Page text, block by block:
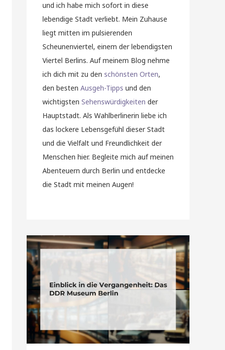
und ich habe mich sofort in diese
lebendige Stadt verliebt. Mein Zuhause
liegt mitten im pulsierenden
Scheunenviertel, einem der lebendigsten
Viertel Berlins. Auf meinem Blog nehme
ich dich mit zu den schönsten Orten,
den besten Ausgeh-Tipps und den
wichtigsten Sehenswürdigkeiten der
Hauptstadt. Als Wahlberlinerin liebe ich
das lockere Lebensgefühl dieser Stadt
und die Vielfalt und Freundlichkeit der
Menschen hier. Begleite mich auf meinen
Abenteuern durch Berlin und entdecke
die Stadt mit meinen Augen!